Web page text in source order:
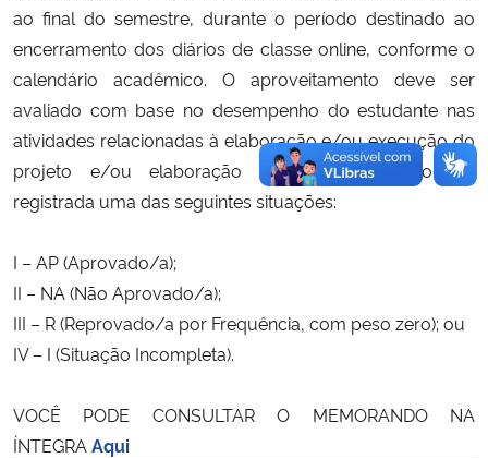
ao final do semestre, durante o período destinado ao
encerramento dos diários de classe online, conforme o
calendário acadêmico. O aproveitamento deve ser
avaliado com base no desempenho do estudante nas
atividades relacionadas à elaboração e/ou execução do
projeto e/ou elaboração da MDT, podendo ser
registrada uma das seguintes situações:
I – AP (Aprovado/a);
II – NA (Não Aprovado/a);
III – R (Reprovado/a por Frequência, com peso zero); ou
IV – I (Situação Incompleta).
VOCÊ PODE CONSULTAR O MEMORANDO NA
ÍNTEGRA Aqui